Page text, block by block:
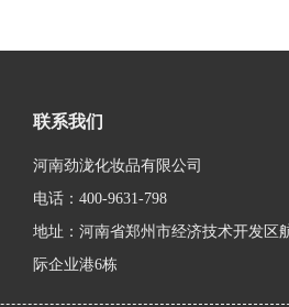
联系我们
河南劲泷化妆品有限公司
电话：400-9631-798
地址：河南省郑州市经济技术开发区
际企业港6栋